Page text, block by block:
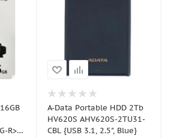
R>
A-Data Portable HDD 2Tb
HV620S AHV620S-2TU31-
CBL {USB 3.1, 2.5", Blue}